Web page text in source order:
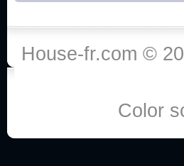
House-fr.com ©
Color